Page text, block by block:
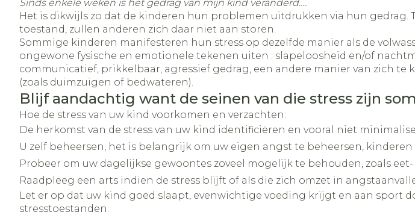
Sinds enkele weken is het gedrag van mijn kind veranderd….
Het is dikwijls zo dat de kinderen hun problemen uitdrukken via hun
toestand, zullen anderen zich daar niet aan storen.
Sommige kinderen manifesteren hun stress op dezelfde manier als de
ongewone fysische en emotionele tekenen uiten : slapeloosheid en/of
communicatief, prikkelbaar, agressief gedrag, een andere manier van zich
(zoals duimzuigen of bedwateren).
Blijf aandachtig want de seinen van die stress zijn
Hoe de stress van uw kind voorkomen en verzachten:
De herkomst van de stress van uw kind identificiëren en vooral niet
U zelf beheersen, het is belangrijk om uw eigen angst te beheersen,
Probeer om uw dagelijkse gewoontes zoveel mogelijk te behouden, zoals
Raadpleeg een arts indien de stress blijft of als die zich omzet in
Let er op dat uw kind goed slaapt, evenwichtige voeding krijgt en aan sport
stresstoestanden.